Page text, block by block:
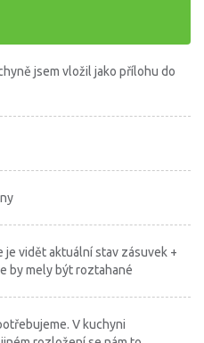
jsem vložil jako přílohu do
je vidět aktuální stav zásuvek +
by mely být roztahané
V kuchyni